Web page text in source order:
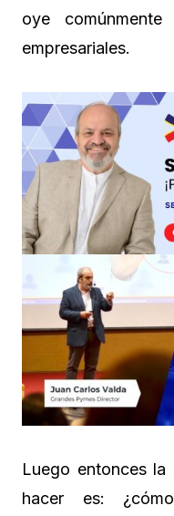
oye
empresariales.
Luego entonces la
hacer es: